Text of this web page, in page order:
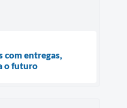
com entregas,
o futuro